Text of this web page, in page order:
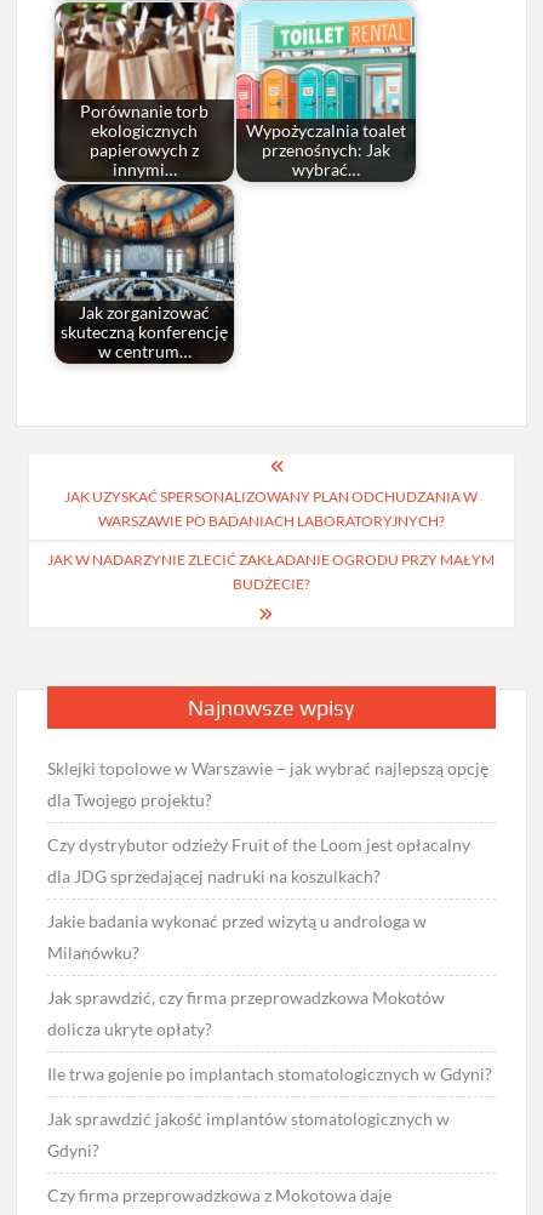
Porównanie torb
ekologicznych
papierowych z
innymi…
Wypożyczalnia toalet
przenośnych: Jak
wybrać…
Jak zorganizować
skuteczną konferencję
w centrum…
wpisu
JAK UZYSKAĆ SPERSONALIZOWANY PLAN ODCHUDZANIA W
WARSZAWIE PO BADANIACH LABORATORYJNYCH?
JAK W NADARZYNIE ZLECIĆ ZAKŁADANIE OGRODU PRZY MAŁYM
BUDŻECIE?
Najnowsze wpisy
Sklejki topolowe w Warszawie – jak wybrać najlepszą opcję
dla Twojego projektu?
Czy dystrybutor odzieży Fruit of the Loom jest opłacalny
dla JDG sprzedającej nadruki na koszulkach?
Jakie badania wykonać przed wizytą u androloga w
Milanówku?
Jak sprawdzić, czy firma przeprowadzkowa Mokotów
dolicza ukryte opłaty?
Ile trwa gojenie po implantach stomatologicznych w Gdyni?
Jak sprawdzić jakość implantów stomatologicznych w
Gdyni?
Czy firma przeprowadzkowa z Mokotowa daje